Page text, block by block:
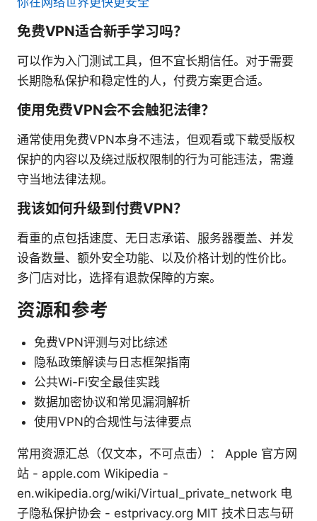
免费VPN适合新手学习吗？
可以作为入门测试工具，但不宜长期信任。对于需要
长期隐私保护和稳定性的人，付费方案更合适。
使用免费VPN会不会触犯法律？
通常使用免费VPN本身不违法，但观看或下载受版权
保护的内容以及绕过版权限制的行为可能违法，需遵
守当地法律法规。
我该如何升级到付费VPN？
看重的点包括速度、无日志承诺、服务器覆盖、并发
设备数量、额外安全功能、以及价格计划的性价比。
多门店对比，选择有退款保障的方案。
资源和参考
免费VPN评测与对比综述
隐私政策解读与日志框架指南
公共Wi-Fi安全最佳实践
数据加密协议和常见漏洞解析
使用VPN的合规性与法律要点
常用资源汇总（仅文本，不可点击）： Apple 官方网
站 - apple.com Wikipedia -
en.wikipedia.org/wiki/Virtual_private_network 电
子隐私保护协会 - estprivacy.org MIT 技术日志与研